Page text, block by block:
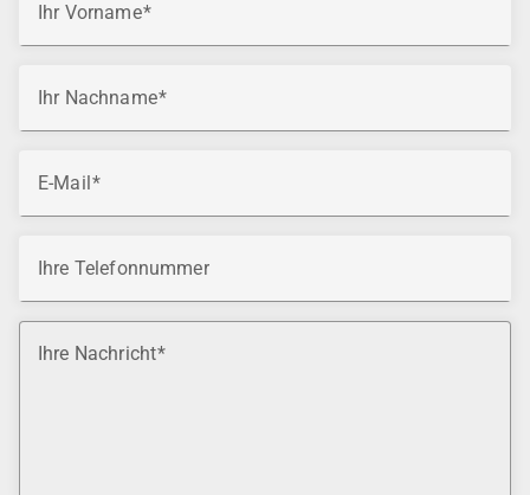
Ihr Vorname
Ihr Nachname
E-Mail
Ihre Telefonnummer
Ihre Nachricht